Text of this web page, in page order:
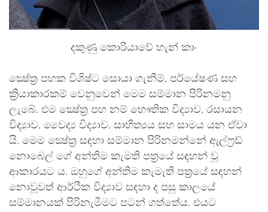
දකුණු කොරියාවේ හැන් කාං
ක්‍ෂේත්‍ර පහක විශිෂ්ට සොයා ගැනීම්, පර්යේෂණ සහ
ක්‍රියාකාරකම් වෙනුවෙන් මෙම සම්මාන පිරිනමනු
ලැබේ. එම ක්‍ෂේත්‍ර පහ නම් භෞතික විද්‍යාව, රසායන
විද්‍යාව, වෛද්‍ය විද්‍යාව, සාහිත්‍යය සහ සාමය යන ඒවා
යි. මෙම ක්‍ෂේත්‍ර සඳහා සම්මාන පිරිනමන්නේ ඇල්ෆ්‍රඩ්
නොබෙල් ගේ අන්තිම කැමති පත්‍රයේ සඳහන් වූ
ආකාරයට ය. ඔහුගේ අන්තිම කැමැති පත්‍රයේ සඳහන්
නොවූවත් ආර්ථික විද්‍යාව සඳහා ද පසු කාලයේ
සම්මානයක් පිරිනැමීමට පටන් ගත්තේය. එයට